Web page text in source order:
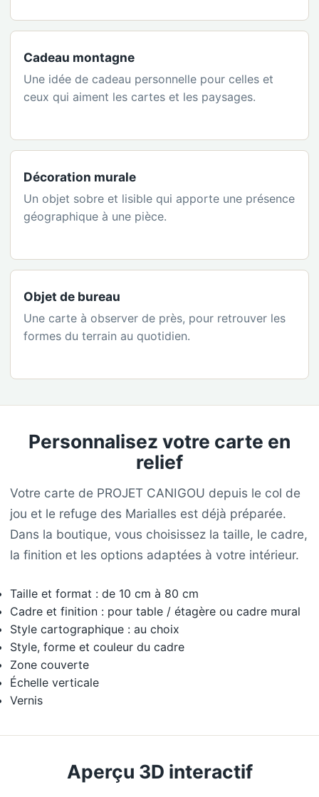
Cadeau montagne
Une idée de cadeau personnelle pour celles et
ceux qui aiment les cartes et les paysages.
Décoration murale
Un objet sobre et lisible qui apporte une présence
géographique à une pièce.
Objet de bureau
Une carte à observer de près, pour retrouver les
formes du terrain au quotidien.
Personnalisez votre carte en
relief
Votre carte de PROJET CANIGOU depuis le col de
jou et le refuge des Marialles est déjà préparée.
Dans la boutique, vous choisissez la taille, le cadre,
la finition et les options adaptées à votre intérieur.
Taille et format : de 10 cm à 80 cm
Cadre et finition : pour table / étagère ou cadre mural
Style cartographique : au choix
Style, forme et couleur du cadre
Zone couverte
Échelle verticale
Vernis
Aperçu 3D interactif